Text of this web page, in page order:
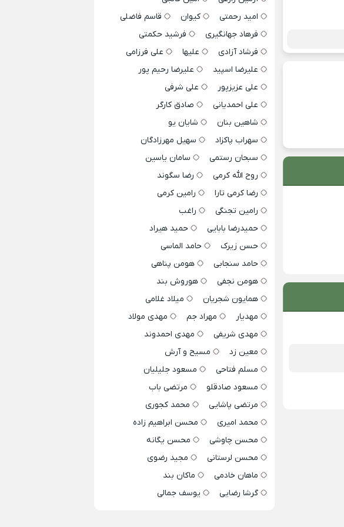
امید رحمتی
کیوان
قاسم فاضلی
فرهاد جهانگیری
فرشید حکمتی
فرشاد آزادی
علیها
علی فرزامی
علیرضا اسپید
علیرضا رحیم پور
علی عزیزپور
علی شرفی
علی احمدیانی
صادق کارگر
شاهین بنان
شایان یو
سهراب پاکزاد
سهیل مهرزادگان
سبحان رستمی
سامان یاسین
روح الله کرمی
رضا سگوند
رضا کرمی تارا
رامین کرمی
رامین تجنگی
راغب
حمیدرضا بابایی
حمید هیراد
حسن زیرک
حامد الماسی
حامد سنجابی
هومن پناهی
هومن نجفی
هوروش بند
همایون شجریان
میلاد غلامی
مهدیار
مهراد جم
مهدی مولاد
مهدی شریفی
مهدی احمدوند
معین زد
مسیح و آرش
مسلم فتاحی
مسعود جلیلیان
مسعود صادقلو
مرتضی باب
مرتضی پاشایی
محمد کجوری
محمد امیری
محسن ابراهیم زاده
محسن چاوشی
محسن یگانه
محسن لرستانی
مجید رضوی
ماهان خادمی
ماکان بند
گرشا رضایی
یوسف جمالی